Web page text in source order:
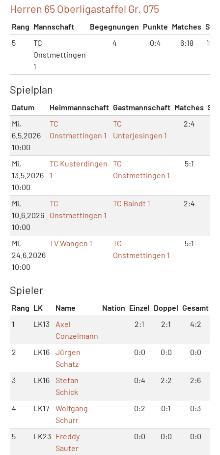
Herren 65 Oberligastaffel Gr. 075
Rang Mannschaft Begegnungen Punkte Matches
5
TC
Onstmettingen
1
4 0:4 6:18
Spielplan
Datum Heimmannschaft Gastmannschaft Matches
Mi,
6.5.2026
10:00
TC
Onstmettingen 1
TC
Unterjesingen 1
2:4
Mi,
13.5.2026
10:00
TC Kusterdingen
1
TC
Onstmettingen 1
5:1
Mi,
10.6.2026
10:00
TC
Onstmettingen 1
TC Baindt 1 2:4
Mi,
24.6.2026
10:00
TV Wangen 1
TC
Onstmettingen 1
5:1
Spieler
Rang LK Name Nation Einzel Doppel Gesamt
1
LK13
Axel
Conzelmann
2:1 2:1 4:2
2 LK16
Jürgen
Schatz
0:0 0:0 0:0
3 LK16
Stefan
Schick
0:4 2:2 2:6
4 LK17
Wolfgang
Schurr
0:2 0:1 0:3
5 LK23 Freddy
Sauter
0:0 0:0 0:0